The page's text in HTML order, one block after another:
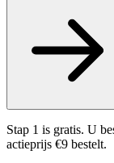
Stap 1 is gratis. U
actieprijs €9 bestelt.